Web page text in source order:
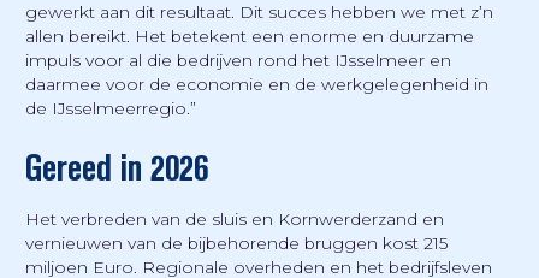
gewerkt aan dit resultaat. Dit succes hebben we met z’n
allen bereikt. Het betekent een enorme en duurzame
impuls voor al die bedrijven rond het IJsselmeer en
daarmee voor de economie en de werkgelegenheid in
de IJsselmeerregio.”
Gereed in 2026
Het verbreden van de sluis en Kornwerderzand en
vernieuwen van de bijbehorende bruggen kost 215
miljoen Euro. Regionale overheden en het bedrijfsleven